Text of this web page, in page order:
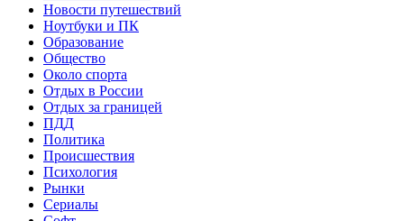
Новости путешествий
Ноутбуки и ПК
Образование
Общество
Около спорта
Отдых в России
Отдых за границей
ПДД
Политика
Происшествия
Психология
Рынки
Сериалы